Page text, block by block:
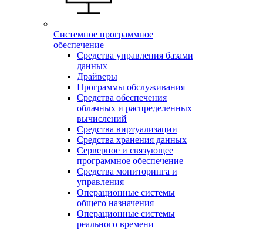
Системное программное
обеспечение
Средства управления базами
данных
Драйверы
Программы обслуживания
Средства обеспечения
облачных и распределенных
вычислений
Средства виртуализации
Средства хранения данных
Серверное и связующее
программное обеспечение
Средства мониторинга и
управления
Операционные системы
общего назначения
Операционные системы
реального времени